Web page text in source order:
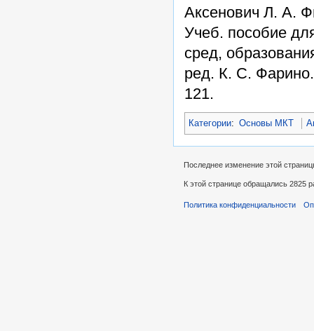
Аксенович Л. А.
Учеб. пособие
сред,
ред. К. С.
121.
Категории: Основы МКТ
Последнее изменение этой
К этой странице обращались 2825
Политика конфиденциальности